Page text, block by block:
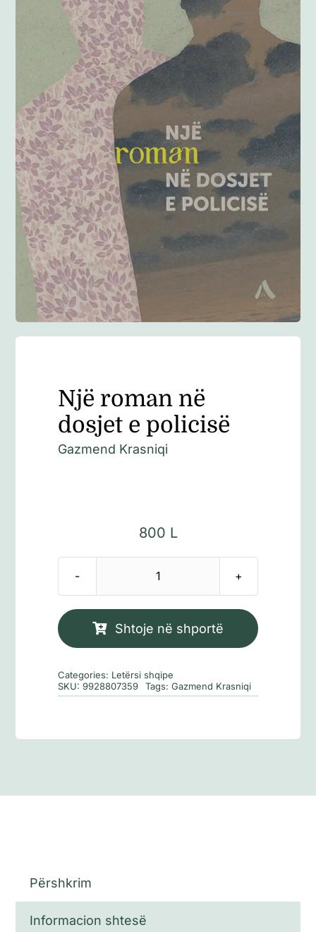
Anglisht
Ditarë
Evente
Blog
Një roman në
dosjet e policisë
Gazmend Krasniqi
800 L
Sasi
roman
e
Shtoje në shportë
Categories: Letërsi shqipe
SKU:9928807359 Tags:Gazmend Krasniqi
Përshkrim
Informacion shtesë